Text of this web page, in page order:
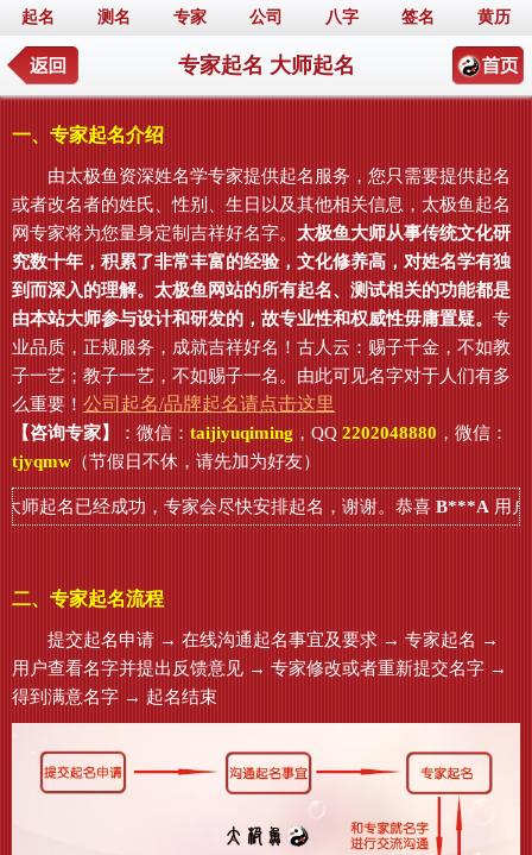
起名 测名 专家 公司 八字 签名 黄历
专家起名 大师起名
一、专家起名介绍
由太极鱼资深姓名学专家提供起名服务，您只需要提供起名
或者改名者的姓氏、性别、生日以及其他相关信息，太极鱼起名
网专家将为您量身定制吉祥好名字。 太极鱼大师从事传统文化研
究数十年，积累了非常丰富的经验，文化修养高，对姓名学有独
到而深入的理解。太极鱼网站的所有起名、测试相关的功能都是
由本站大师参与设计和研发的，故专业性和权威性毋庸置疑。 专
业品质，正规服务，成就吉祥好名！古人云：赐子千金，不如教
子一艺；教子一艺，不如赐子一名。由此可见名字对于人们有多
么重要！ 公司起名/品牌起名请点击这里
【咨询专家】 ：微信： taijiyuqiming ，QQ 2202048880 ，微信：
tjyqmw （节假日不休，请先加为好友）
起名已经成功，专家会尽快安排起名，谢谢。恭喜B***A用户
二、专家起名流程
提交起名申请 → 在线沟通起名事宜及要求 → 专家起名 →
用户查看名字并提出反馈意见 → 专家修改或者重新提交名字 →
得到满意名字 → 起名结束